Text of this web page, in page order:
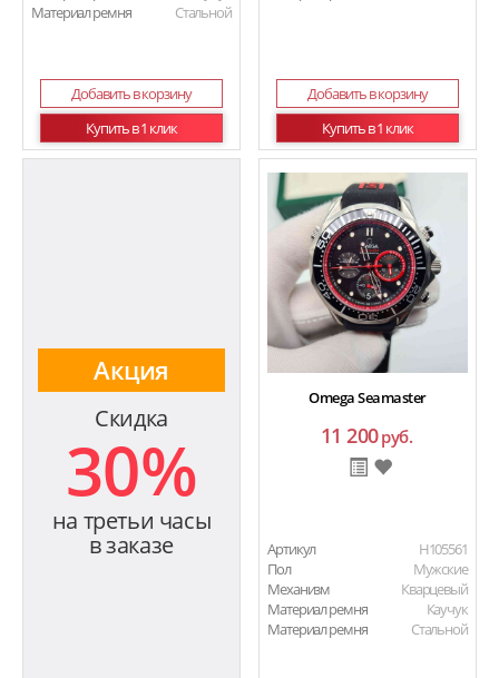
Материал ремня
Стальной
Добавить в корзину
Купить в 1 клик
Добавить в корзину
Купить в 1 клик
Акция
Скидка
30%
на третьи часы
в заказе
Omega Seamaster
11 200руб.
Артикул
H105561
Пол
Мужские
Механизм
Кварцевый
Материал ремня
Каучук
Материал ремня
Стальной